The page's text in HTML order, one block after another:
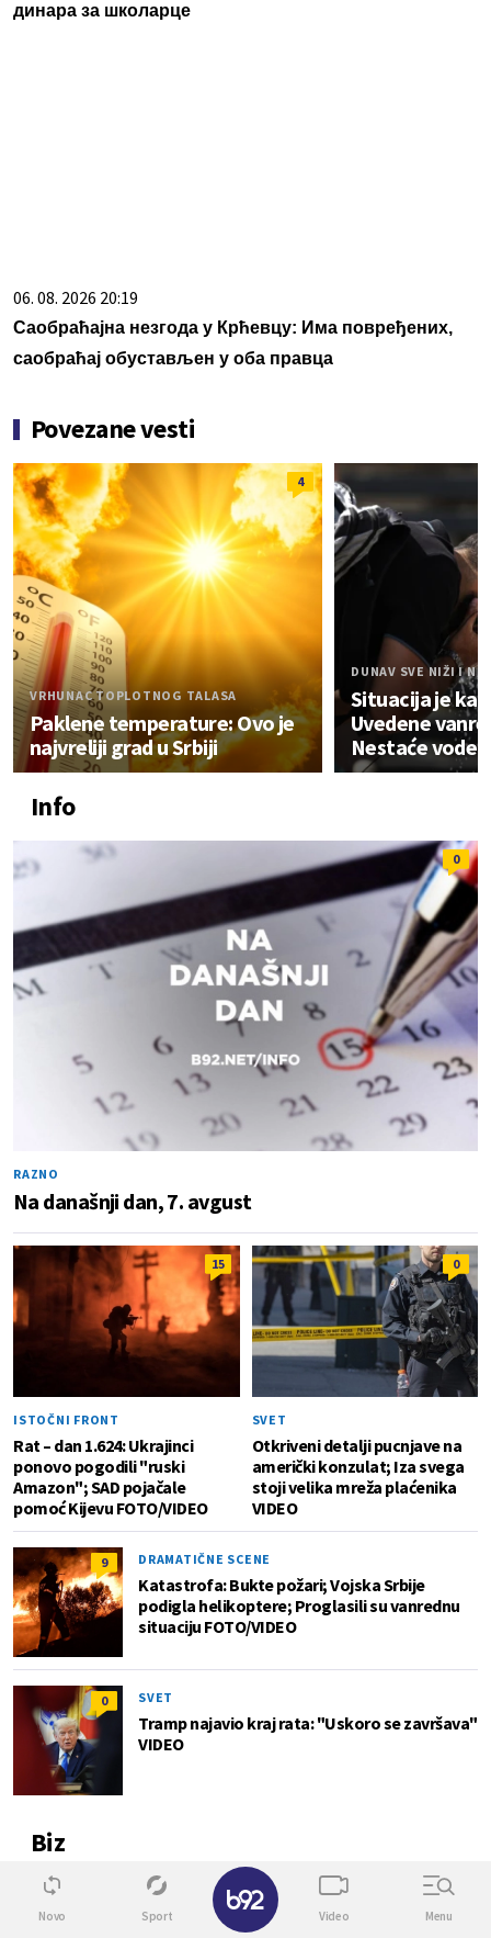
динара за школарце
06. 08. 2026 20:19
Саобраћајна незгода у Крћевцу: Има повређених,
саобраћај обустављен у оба правца
Povezane vesti
4
VRHUNAC TOPLOTNOG TALASA
Paklene temperature: Ovo je
najvreliji grad u Srbiji
DUNAV SVE NIŽI I
Situacija je
Uvedene
Nestaće vode?
Info
0
RAZNO
Na današnji dan, 7. avgust
15
ISTOČNI FRONT
Rat – dan 1.624: Ukrajinci
ponovo pogodili "ruski
Amazon"; SAD pojačale
pomoć Kijevu FOTO/VIDEO
0
SVET
Otkriveni detalji pucnjave na
američki konzulat; Iza svega
stoji velika mreža plaćenika
VIDEO
9 DRAMATIČNE SCENE
Katastrofa: Bukte požari; Vojska Srbije
podigla helikoptere; Proglasili su vanrednu
situaciju FOTO/VIDEO
0 SVET
Tramp najavio kraj rata: "Uskoro se završava"
VIDEO
Biz
1
Novo Sport Video Menu
✕